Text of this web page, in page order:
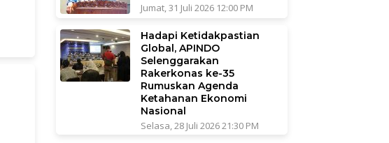
Jumat, 31 Juli 2026 12:00 PM
Hadapi Ketidakpastian
Global, APINDO
Selenggarakan
Rakerkonas ke-35
Rumuskan Agenda
Ketahanan Ekonomi
Nasional
Selasa, 28 Juli 2026 21:30 PM